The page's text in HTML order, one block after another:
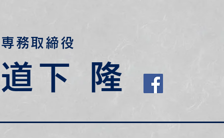
道下 隆
専務取締役